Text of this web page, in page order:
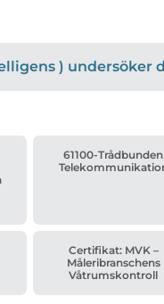
) undersöker
61100-Trådbunden
Certifikat: MVK –
Måleribranschens
Våtrumskontroll